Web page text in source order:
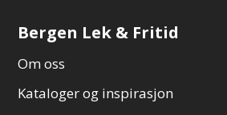
Bergen Lek & Fritid
Om oss
Kataloger og inspirasjon